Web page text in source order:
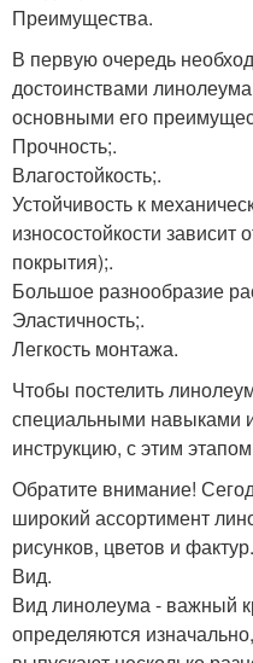
Преимущества.
В первую очередь
достоинствами
основными его
Прочность;.
Влагостойкость;.
Устойчивость к
износостойкости зависит
покрытия);.
Большое разнообразие
Эластичность;.
Легкость монтажа.
Чтобы постелить
специальными навыками
инструкцию, с этим
Обратите внимание!
широкий ассортимент
рисунков, цветов и фактур.
Вид.
Вид линолеума - важный
определяются